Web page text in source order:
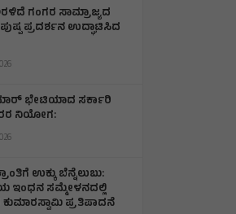
ಗಂಗರ ಸಾಮ್ರಾಜ್ಯದ
ಪ್ರದರ್ಶನ ಉದ್ಘಾಟಿಸಿದ
ಭೇಟಿಯಾದ ಸರ್ಕಾರಿ
ನಿಯೋಗ:
ಉಕ್ಕು ಬೆನ್ನೆಲುಬು:
ಇಂಧನ ಸಮ್ಮೇಳನದಲ್ಲಿ
ಪ್ರತಿಪಾದನೆ